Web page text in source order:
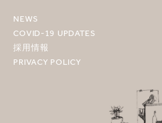
NEWS
COVID-19 UPDATES
採用情報
PRIVACY POLICY